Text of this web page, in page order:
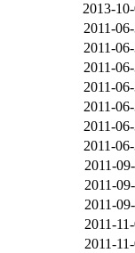
2013-
2011-
2011-
2011-
2011-
2011-
2011-
2011-
2011-
2011-
2011-
2011-
2011-